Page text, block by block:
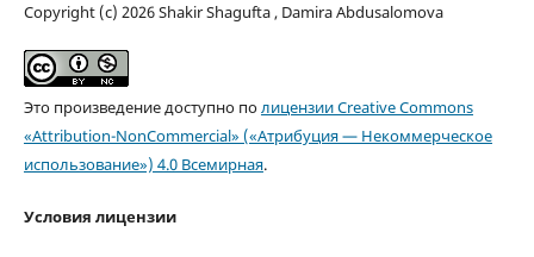
Copyright (c) 2026 Shakir Shagufta , Damira Abdusalomova
Это произведение доступно полицензии Creative Commons
«Attribution-NonCommercial» («Атрибуция — Некоммерческое
использование») 4.0 Всемирная.
Условия лицензии